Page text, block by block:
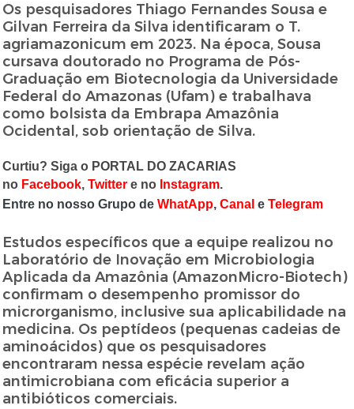
Os pesquisadores Thiago Fernandes Sousa e
Gilvan Ferreira da Silva identificaram o T.
agriamazonicum em 2023. Na época, Sousa
cursava doutorado no Programa de Pós-
Graduação em Biotecnologia da Universidade
Federal do Amazonas (Ufam) e trabalhava
como bolsista da Embrapa Amazônia
Ocidental, sob orientação de Silva.
Curtiu? Siga o PORTAL DO ZACARIAS
no Facebook,Twitter e no Instagram.
Entre no nosso Grupo deWhatApp,Canal eTelegram
Estudos específicos que a equipe realizou no
Laboratório de Inovação em Microbiologia
Aplicada da Amazônia (AmazonMicro-Biotech)
confirmam o desempenho promissor do
microrganismo, inclusive sua aplicabilidade na
medicina. Os peptídeos (pequenas cadeias de
aminoácidos) que os pesquisadores
encontraram nessa espécie revelam ação
antimicrobiana com eficácia superior a
antibióticos comerciais.